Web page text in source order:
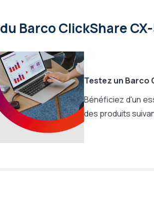
du Barco ClickShare
Testez un Barco
Bénéficiez d'un
des produits